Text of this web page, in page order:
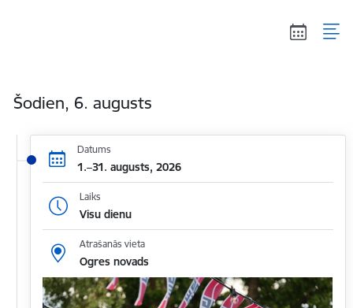
Šodien, 6. augusts
Datums
1.–31. augusts, 2026
Laiks
Visu dienu
Atrašanās vieta
Ogres novads